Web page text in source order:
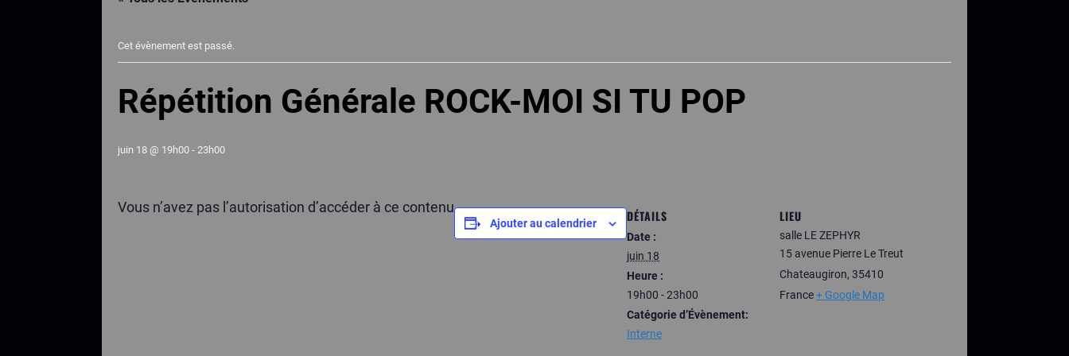
Cet évènement est passé.
Répétition Générale ROCK-MOI SI TU POP
juin 18 @ 19h00 - 23h00
Vous n’avez pas l’autorisation d’accéder à ce contenu
Ajouter au calendrier DÉTAILS
Date :
juin 18
Heure :
19h00 - 23h00
Catégorie d’Évènement:
Interne
LIEU
salle LE ZEPHYR
15 avenue Pierre Le Treut
Chateaugiron, 35410
France+ Google Map